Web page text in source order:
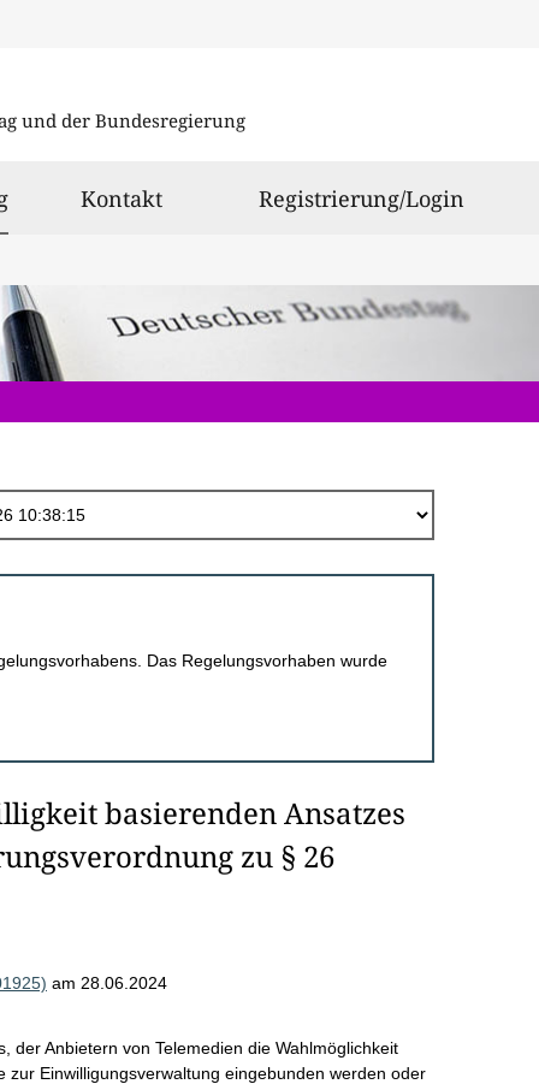
und der Bundesregierung
ausgewählt
Kontakt Registrierung/Login
Das Regelungsvorhaben wurde
basierenden Ansatzes
zu § 26
am 28.06.2024
der Anbietern von Telemedien die Wahlmöglichkeit
Einwilligungsverwaltung eingebunden werden oder